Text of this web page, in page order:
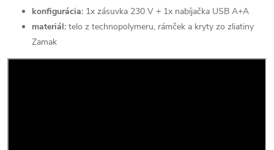
konfigurácia: 1x zásuvka 230 V + 1x nabíjačka USB A+A
materiál: telo z technopolymeru, rámček a kryty zo zliatiny
Zamak